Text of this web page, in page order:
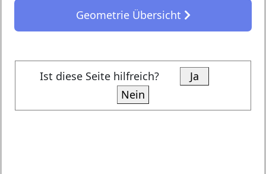
Geometrie Übersicht
Ist diese Seite hilfreich?
Ja
Nein